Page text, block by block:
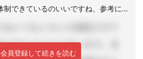
事業所間で協力体制できているのいいですね、参考になります。
会員登録して続きを読む